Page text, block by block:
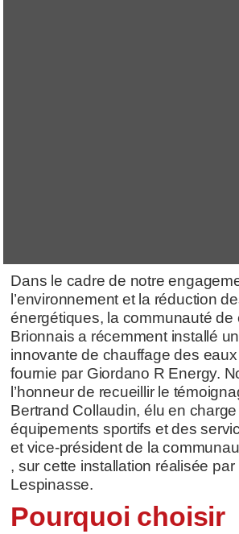
Dans le cadre de notre
l’environnement et la réduction
énergétiques, la communauté de
Brionnais a récemment installé
innovante de chauffage des
fournie par Giordano R Energy.
l’honneur de recueillir le
Bertrand Collaudin, élu en
équipements sportifs et des
et vice-président de la
, sur cette installation réalisée par
Lespinasse.
Pourquoi choisir